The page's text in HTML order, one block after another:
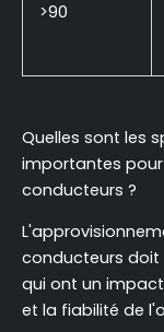
>90
Quelles sont les
importantes
conducteurs ?
conducteurs doit
qui ont un
et la fiabilité de